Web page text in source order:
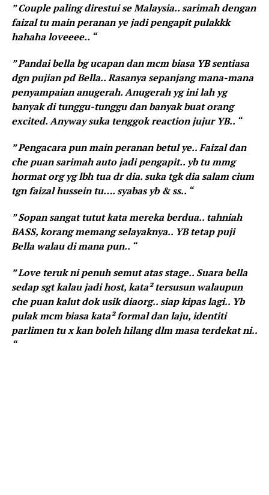
” Couple paling direstui se Malaysia.. sarimah dengan
faizal tu main peranan ye jadi pengapit pulakkk
hahaha loveeee.. “
” Pandai bella bg ucapan dan mcm biasa YB sentiasa
dgn pujian pd Bella.. Rasanya sepanjang mana-mana
penyampaian anugerah. Anugerah yg ini lah yg
banyak di tunggu-tunggu dan banyak buat orang
excited. Anyway suka tenggok reaction jujur YB.. “
” Pengacara pun main peranan betul ye.. Faizal dan
che puan sarimah auto jadi pengapit.. yb tu mmg
hormat org yg lbh tua dr dia. suka tgk dia salam cium
tgn faizal hussein tu…. syabas yb & ss.. “
” Sopan sangat tutut kata mereka berdua.. tahniah
BASS, korang memang selayaknya.. YB tetap puji
Bella walau di mana pun.. “
” Love teruk ni penuh semut atas stage.. Suara bella
sedap sgt kalau jadi host, kata² tersusun walaupun
che puan kalut dok usik diaorg.. siap kipas lagi.. Yb
pulak mcm biasa kata² formal dan laju, identiti
parlimen tu x kan boleh hilang dlm masa terdekat ni..
“